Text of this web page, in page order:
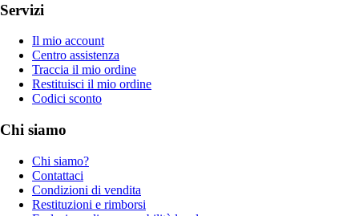
Servizi
Il mio account
Centro assistenza
Traccia il mio ordine
Restituisci il mio ordine
Codici sconto
Chi siamo
Chi siamo?
Contattaci
Condizioni di vendita
Restituzioni e rimborsi